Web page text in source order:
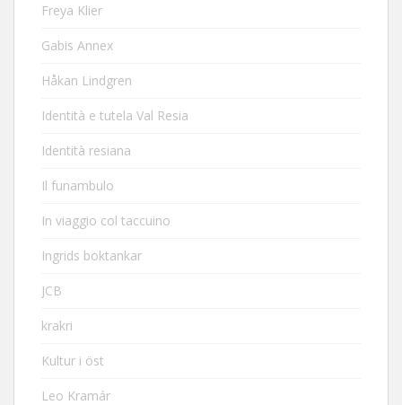
Freya Klier
Gabis Annex
Håkan Lindgren
Identità e tutela Val Resia
Identità resiana
Il funambulo
In viaggio col taccuino
Ingrids boktankar
JCB
krakri
Kultur i öst
Leo Kramár